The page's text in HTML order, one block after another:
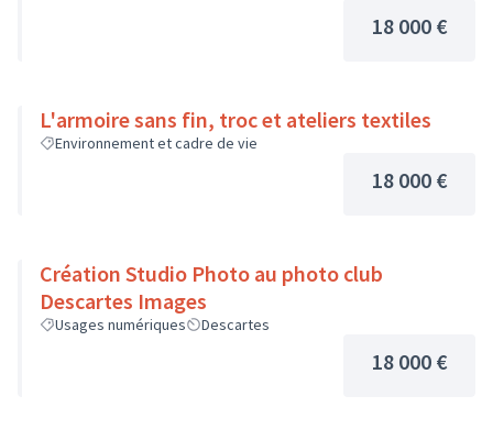
18 000 €
L'armoire sans fin, troc et ateliers textiles
Environnement et cadre de vie
18 000 €
Création Studio Photo au photo club
Descartes Images
Usages numériques Descartes
18 000 €